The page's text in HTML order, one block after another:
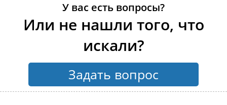
У вас есть вопросы?
Или не нашли того, что
искали?
Задать вопрос